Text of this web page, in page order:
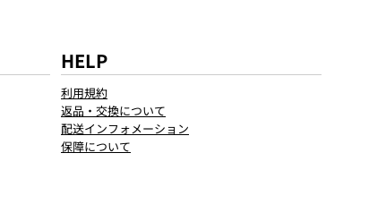
HELP
利用規約
返品・交換について
配送インフォメーション
保障について